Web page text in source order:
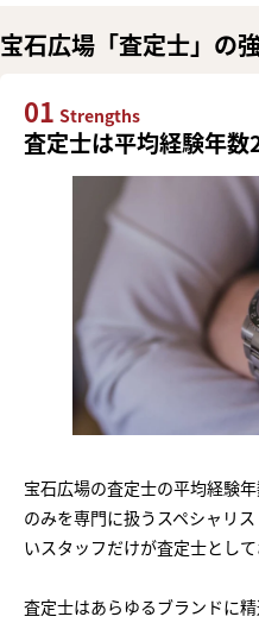
宝石広場「査定士」の
01 Strengths
査定士は平均経験年
宝石広場の査定士の平均経験
のみを専門に扱うスペシャリ
いスタッフだけが査定士とし
査定士はあらゆるブランドに